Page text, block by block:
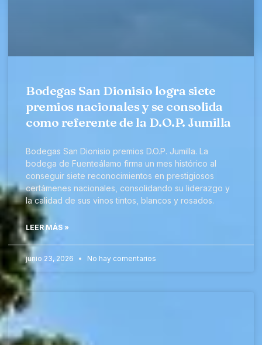
Bodegas San Dionisio logra siete
premios nacionales y se consolida
como referente de la D.O.P. Jumilla
Bodegas San Dionisio premios D.O.P. Jumilla. La
bodega de Fuenteálamo firma un mes histórico al
conseguir siete reconocimientos en prestigiosos
certámenes nacionales, consolidando su liderazgo y
la calidad de sus vinos tintos, blancos y rosados.
LEER MÁS »
junio 23, 2026 No hay comentarios